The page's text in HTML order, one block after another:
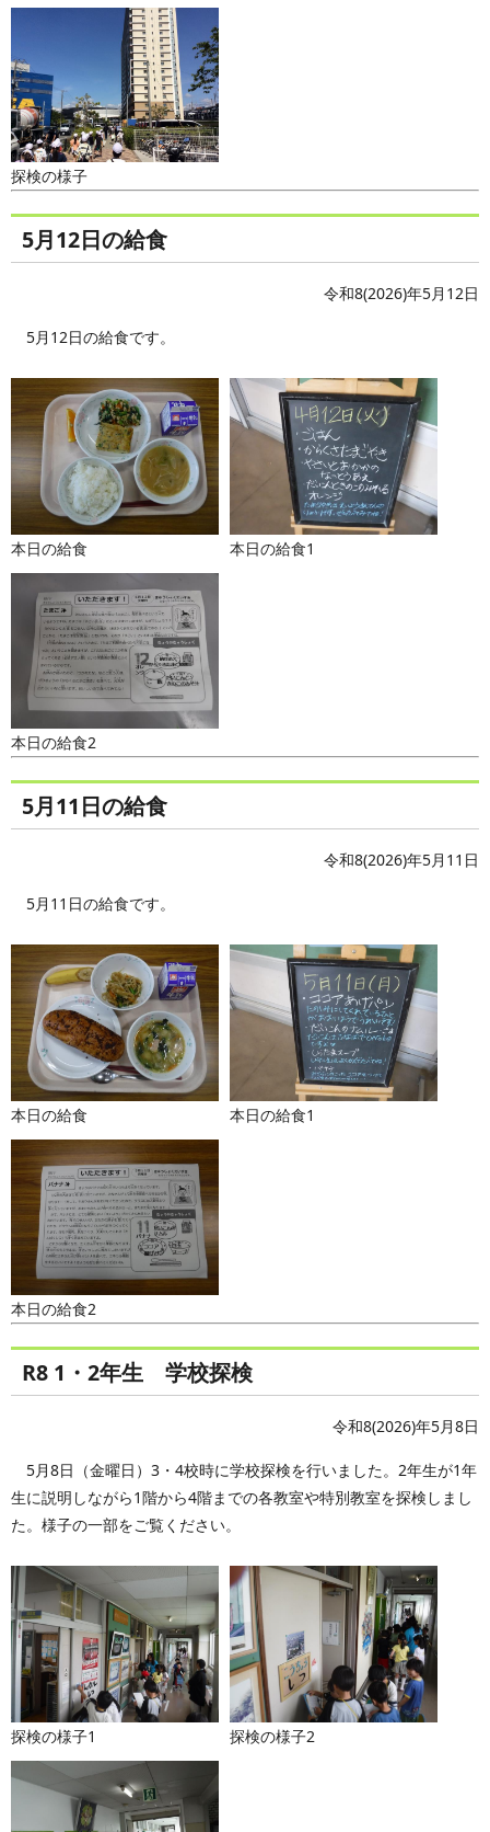
探検の様子
5月12日の給食
令和8(2026)年5月12日
5月12日の給食です。
本日の給食 本日の給食1
本日の給食2
5月11日の給食
令和8(2026)年5月11日
5月11日の給食です。
本日の給食 本日の給食1
本日の給食2
R8 1・2年生 学校探検
令和8(2026)年5月8日
5月8日（金曜日）3・4校時に学校探検を行いました。2年生が1年
生に説明しながら1階から4階までの各教室や特別教室を探検しまし
た。様子の一部をご覧ください。
探検の様子1 探検の様子2